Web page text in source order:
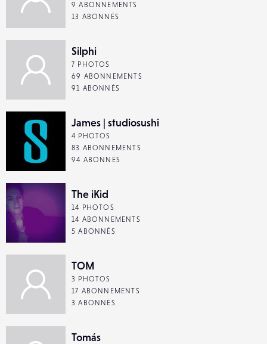
9 ABONNEMENTS
13 ABONNÉS
Silphi
7 PHOTOS
69 ABONNEMENTS
91 ABONNÉS
James | studiosushi
4 PHOTOS
83 ABONNEMENTS
94 ABONNÉS
The iKid
14 PHOTOS
14 ABONNEMENTS
5 ABONNÉS
TOM
3 PHOTOS
17 ABONNEMENTS
3 ABONNÉS
Tomás